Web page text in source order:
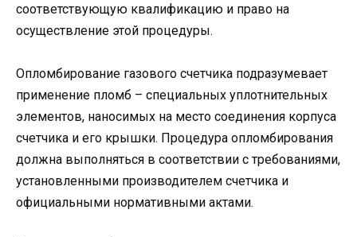
соответствующую квалификацию и право на
осуществление этой процедуры.
Опломбирование газового счетчика подразумевает
применение пломб – специальных уплотнительных
элементов, наносимых на место соединения корпуса
счетчика и его крышки. Процедура опломбирования
должна выполняться в соответствии с требованиями,
установленными производителем счетчика и
официальными нормативными актами.